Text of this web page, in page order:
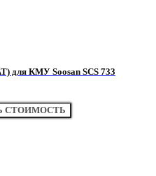
для КМУ Soosan SCS 733
СТОИМОСТЬ